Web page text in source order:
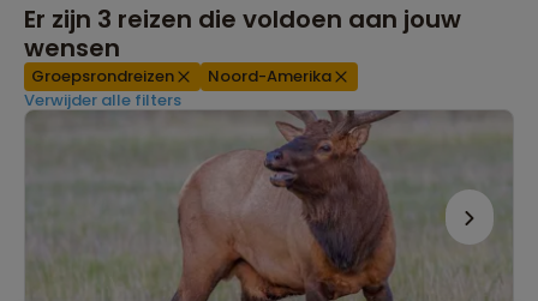
Er zijn 3 reizen die voldoen aan jouw
wensen
Groepsrondreizen
Noord-Amerika
Verwijder alle filters